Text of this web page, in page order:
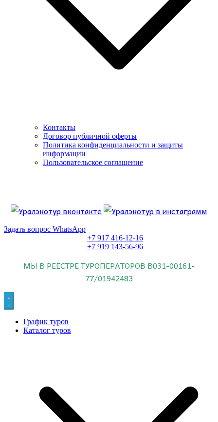
Контакты
Договор публичной оферты
Политика конфиденциальности и защиты
информации
Пользовательское соглашение
Знайте об этом.
Задать вопрос WhatsApp
+7 917 416-12-16
+7 919 143-56-96
МЫ В РЕЕСТРЕ ТУРОПЕРАТОРОВ В031-00161-
77/01942483
График туров
Каталог туров